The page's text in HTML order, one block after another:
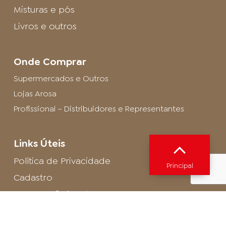
Misturas e pós
Livros e outros
Onde Comprar
Supermercados e Outros
Lojas Arosa
Profissional – Distribuidores e Representantes
Links Úteis
Política de Privacidade
Cadastro
SAC - Profissional
Principal